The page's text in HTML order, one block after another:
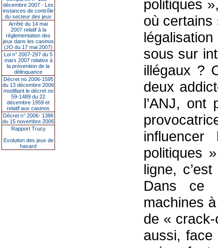
décembre 2007 - Les
instances de contrôle
du secteur des jeux
Arrêté du 14 mai
2007 relatif à la
réglementation des
jeux dans les casinos
(JO du 17 mai 2007)
Loi n° 2007-297 du 5
mars 2007 relative à
la prévention de la
délinquance
Décret no 2006-1595
du 13 décembre 2006
modifiant le décret no
59-1489 du 22
décembre 1959 et
relatif aux casinos
Décret n° 2006- 1386
du 15 novembre 2006
Rapport Trucy
Evolution des jeux de
hasard
politiques
où certains
sous sur
illégaux ?
deux
l’ANJ, ont
politiques
ligne,
Dans ce
machines
de «
aussi,